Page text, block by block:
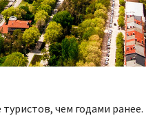
чем годами ранее.